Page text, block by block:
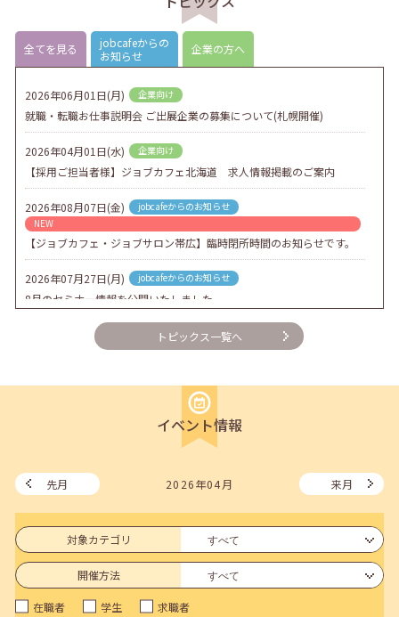
全てを見る
jobcafeからの
お知らせ
企業の方へ
2026年06月01日(月) 企業向け
就職・転職お仕事説明会 ご出展企業の募集について(札幌開催)
2026年04月01日(水) 企業向け
【採用ご担当者様】ジョブカフェ北海道 求人情報掲載のご案内
2026年08月07日(金)
jobcafeからのお知らせ
NEW
【ジョブカフェ・ジョブサロン帯広】臨時閉所時間のお知らせです。
2026年07月27日(月) jobcafeからのお知らせ
8月のセミナー情報を公開いたしました。
2026年07月01日(水) 企業向け
企業様向けセミナー「現場を巻き込む！人事のための『越境人材育
jobcafeからのお知らせ
7月のセミナー情報を公開いたしました。
メールカウンセリング、就職決定報告フォーム復旧いたしました。
2026年05月25日(月) jobcafeからのお知らせ
6月のセミナー情報を公開いたしました。
2026年05月01日(金) jobcafeからのお知らせ
連休前後（ゴールデンウィーク）のメールキャリア・アドバイス対応
についてのお知らせ
トピックス一覧へ
イベント情報
先月 2026年04月 来月
対象カテゴリ
開催方法
在職者 学生 求職者